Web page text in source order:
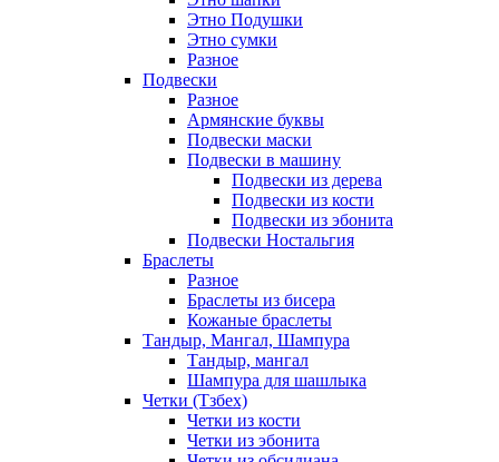
Этно Подушки
Этно сумки
Разное
Подвески
Разное
Армянские буквы
Подвески маски
Подвески в машину
Подвески из дерева
Подвески из кости
Подвески из эбонита
Подвески Ностальгия
Браслеты
Разное
Браслеты из бисера
Кожаные браслеты
Тандыр, Мангал, Шампура
Тандыр, мангал
Шампура для шашлыка
Четки (Тзбех)
Четки из кости
Четки из эбонита